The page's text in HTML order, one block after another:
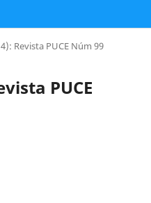
Revista PUCE Núm 99
PUCE